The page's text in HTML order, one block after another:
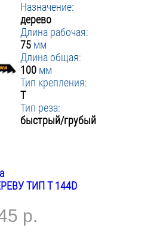
Назначение:
дерево
Длина рабочая:
75 мм
Длина общая:
100 мм
Тип крепления:
T
Тип реза:
быстрый/грубый
ТИП T 144D
р.